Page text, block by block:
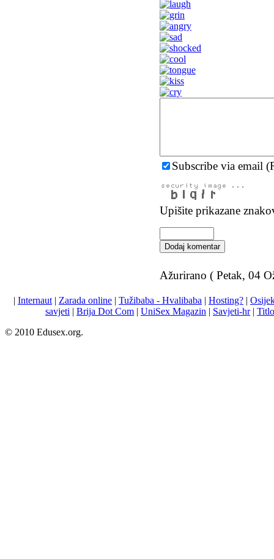
Subscribe via email
Upišite prikazane
Dodaj komentar
Ažurirano ( Petak, 04
| Internaut | Zarada online | Tužibaba - Hvalibaba | Hosting? |
savjeti | Brija Dot Com | UniSex Magazin | Savjeti-hr|
© 2010 Edusex.org.